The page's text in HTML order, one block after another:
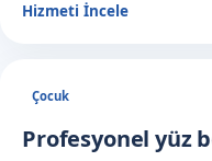
Hizmeti İncele
Çocuk
Profesyonel yüz